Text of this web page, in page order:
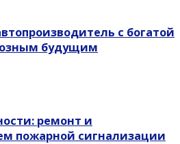
с богатой
будущим
ремонт и
пожарной сигнализации